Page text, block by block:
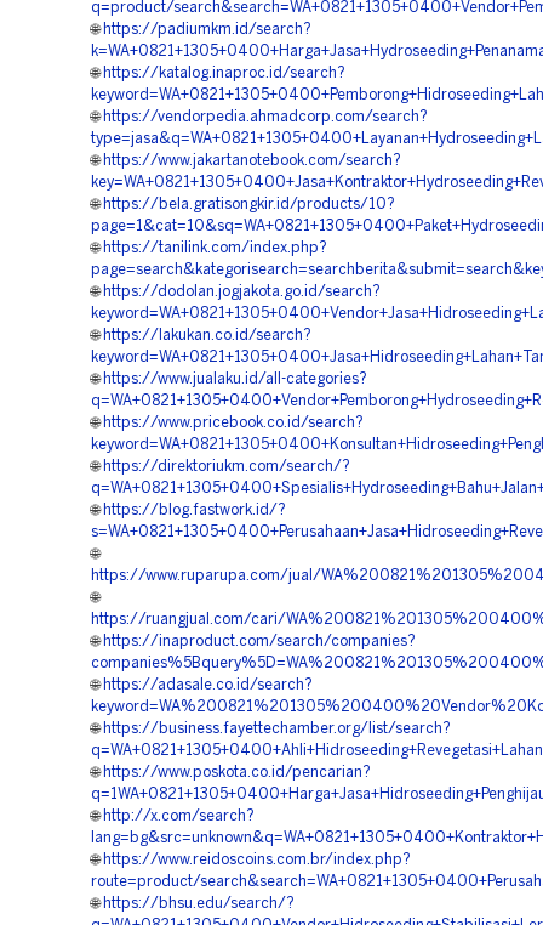
q=product/
🌐 https://padiumkm.id/search?
🌐 https://katalog.inaproc.id/search?
🌐 https://vendorpedia.ahmadcorp.com/search?
🌐 https://www.jakartanotebook.com/search?
🌐 https://bela.gratisongkir.id/products/10?
🌐 https://tanilink.com/index.php?
🌐 https://dodolan.jogjakota.go.id/search?
🌐 https://lakukan.co.id/search?
🌐 https://www.jualaku.id/all-categories?
🌐 https://www.pricebook.co.id/search?
🌐 https://direktoriukm.com/search/?
🌐 https://blog.fastwork.id/?
🌐
https://www.ruparupa.com/jual/
🌐
https://ruangjual.com/cari/
🌐 https://inaproduct.com/search/companies?
🌐 https://adasale.co.id/search?
🌐 https://business.fayettechamber.org/list/search?
🌐 https://www.poskota.co.id/pencarian?
🌐 http://x.com/search?
🌐 https://www.reidoscoins.com.br/index.php?
route=product/
🌐 https://bhsu.edu/search/?